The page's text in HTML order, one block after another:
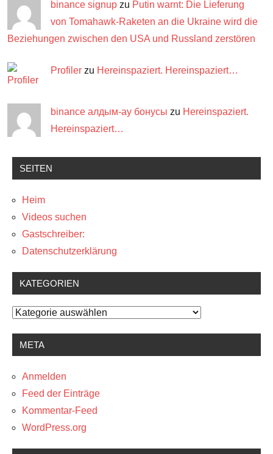
binance signup zu Putin warnt: Die Lieferung
von Tomahawk-Raketen an die Ukraine wird die
Beziehungen zwischen den USA und Russland zerstören
Profiler zu Hereinspaziert. Hereinspaziert…
binance алдым-ау бонусы zu Hereinspaziert.
Hereinspaziert…
SEITEN
Heim
Videos suchen
Gastschreiber:
Datenschutzerklärung
KATEGORIEN
Kategorien
META
Anmelden
Feed der Einträge
Kommentar-Feed
WordPress.org